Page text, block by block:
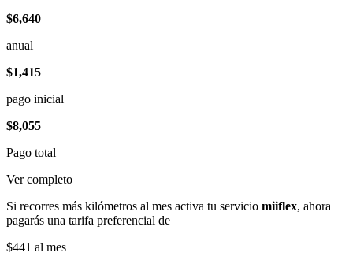
$6,640
anual
$1,415
pago inicial
$8,055
Pago total
Ver completo
Si recorres más kilómetros al mes activa tu servicio miiflex, ahora
pagarás una tarifa preferencial de
$441 al mes